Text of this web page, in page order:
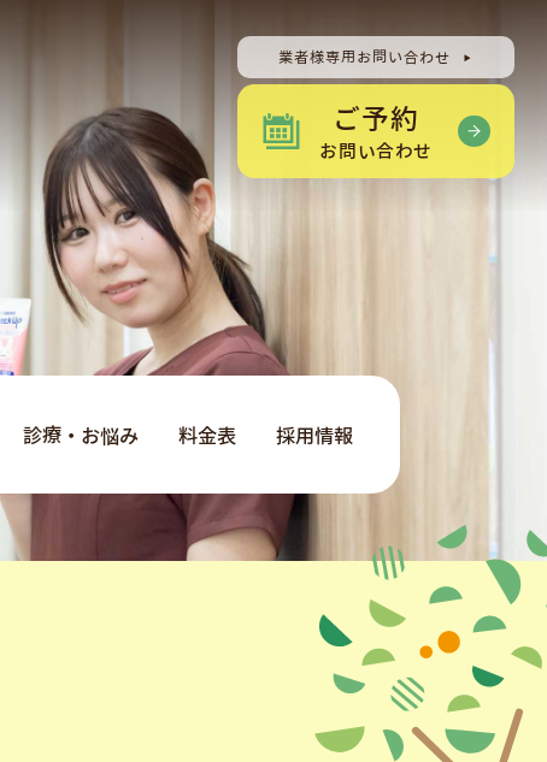
業者様専用お問い合わせ
ご予約
お問い合わせ
診療・お悩み 料金表 採用情報